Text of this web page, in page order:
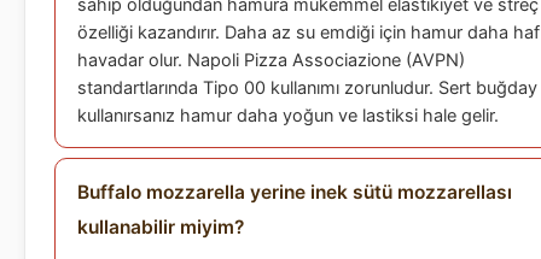
özelliği kazandırır. Daha az su emdiği için hamur daha
havadar olur. Napoli Pizza Associazione (AVPN)
standartlarında Tipo 00 kullanımı zorunludur. Sert
kullanırsanız hamur daha yoğun ve lastiksi hale gelir.
Buffalo mozzarella yerine inek sütü mozzarellası
kullanabilir miyim?